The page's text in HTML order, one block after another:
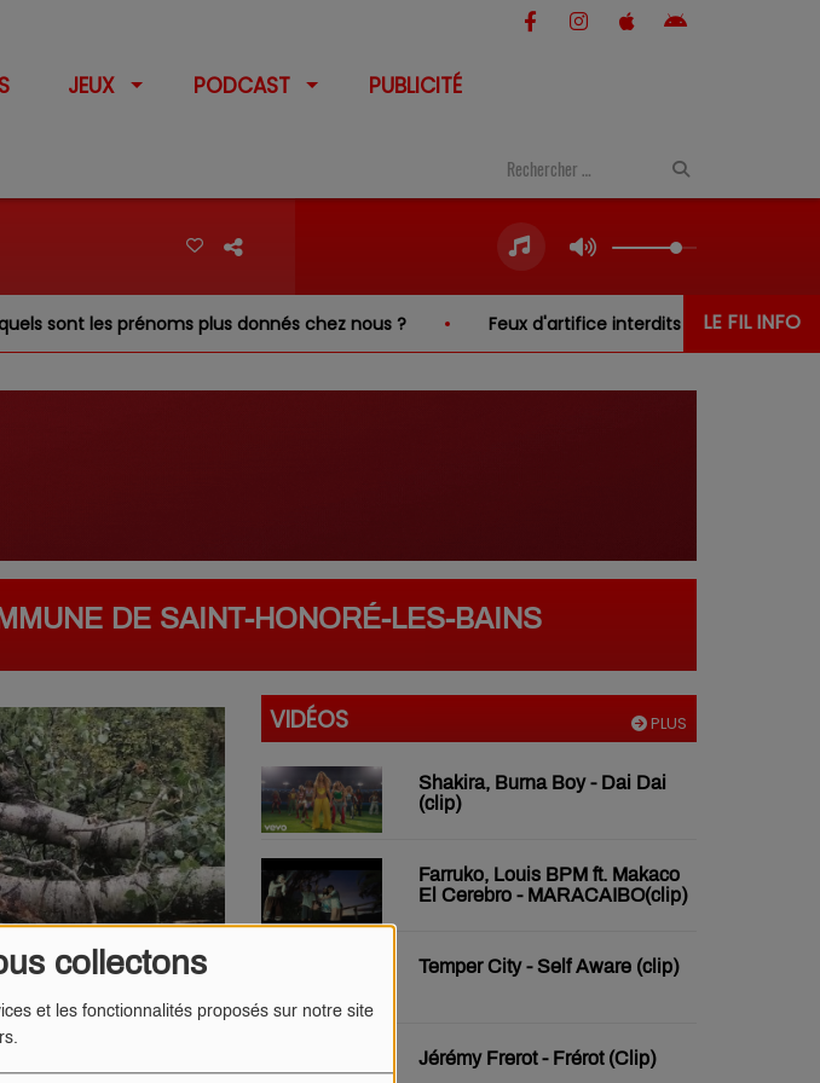
collectons
et les fonctionnalités proposés sur notre site
JEUX PODCAST PUBLICITÉ
LE FIL INFO
les prénoms plus donnés chez nous ? Feux d'artifice interdits dans le Cher… sauf au-
DE SAINT-HONORÉ-LES-BAINS
PLUS
VIDÉOS
Shakira, Burna Boy - Dai Dai
(clip)
Farruko, Louis BPM ft. Makaco
El Cerebro - MARACAIBO(clip)
Temper City - Self Aware (clip)
Jérémy Frerot - Frérot (Clip)